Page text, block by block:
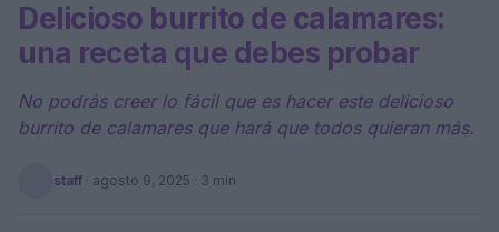
Delicioso burrito de calamares:
una receta que debes probar
No podrás creer lo fácil que es hacer este delicioso
burrito de calamares que hará que todos quieran más.
staff · agosto 9, 2025 · 3 min